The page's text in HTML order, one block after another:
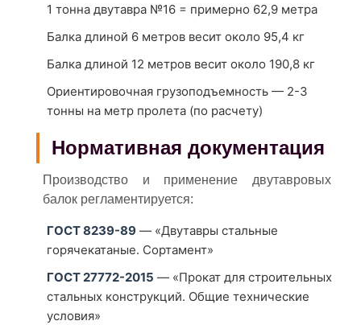
1 тонна двутавра №16 = примерно 62,9 метра
Балка длиной 6 метров весит около 95,4 кг
Балка длиной 12 метров весит около 190,8 кг
Ориентировочная грузоподъемность — 2-3
тонны на метр пролета (по расчету)
Нормативная документация
Производство и применение двутавровых
балок регламентируется:
ГОСТ 8239-89 — «Двутавры стальные
горячекатаные. Сортамент»
ГОСТ 27772-2015 — «Прокат для строительных
стальных конструкций. Общие технические
условия»